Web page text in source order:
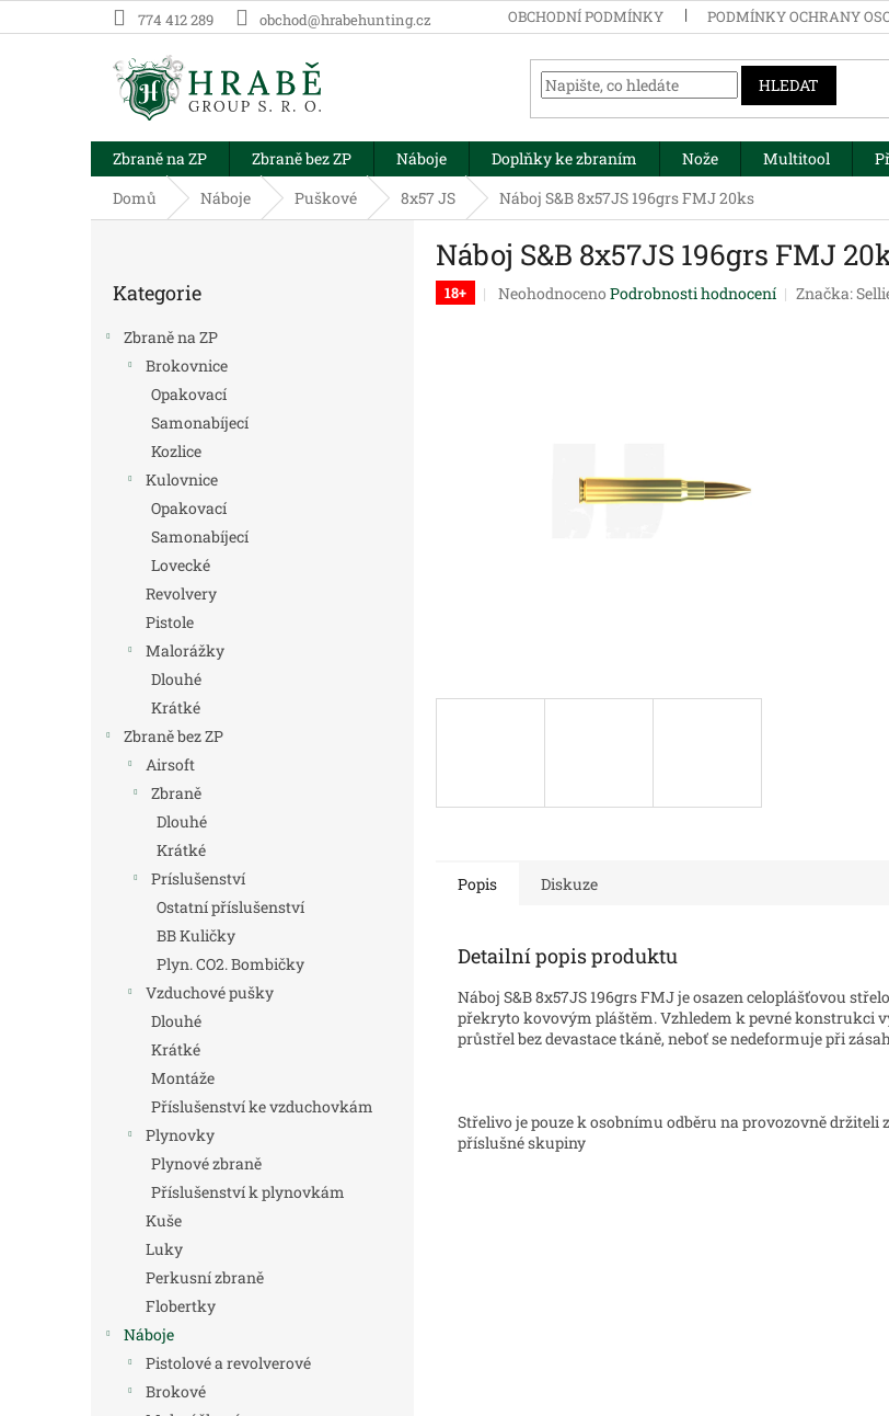
na
774 412 289 obchod@hrabehunting.cz OBCHODNÍ PODMÍNKY PODMÍNKY OCHRANY
HLEDAT
Zbraně na ZP Zbraně bez ZP Náboje Doplňky ke zbraním Nože Multitool
Domů
Náboje Puškové 8x57 JS Náboj S&B 8x57JS 196grs FMJ 20ks
kategorie
Kategorie
Zbraně na ZP
Brokovnice
Opakovací
Samonabíjecí
Kozlice
Kulovnice
Opakovací
Samonabíjecí
Lovecké
Revolvery
Pistole
Malorážky
Dlouhé
Krátké
Zbraně bez ZP
Airsoft
Zbraně
Dlouhé
Krátké
Príslušenství
Ostatní příslušenství
BB Kuličky
Plyn. CO2. Bombičky
Vzduchové pušky
Dlouhé
Krátké
Montáže
Příslušenství ke vzduchovkám
Plynovky
Plynové zbraně
Příslušenství k plynovkám
Kuše
Luky
Perkusní zbraně
Flobertky
Náboje
Pistolové a revolverové
Brokové
Náboj S&B 8x57JS 196grs FMJ
18+
Průměrné
Neohodnoceno Podrobnosti hodnocení Značka:
Popis Diskuze
Detailní popis produktu
Náboj S&B 8x57JS 196grs FMJ je osazen celoplášťovou
překryto kovovým pláštěm. Vzhledem k pevné konstrukci
průstřel bez devastace tkáně, neboť se nedeformuje při
Střelivo je pouze k osobnímu odběru na provozovně držiteli
příslušné skupiny